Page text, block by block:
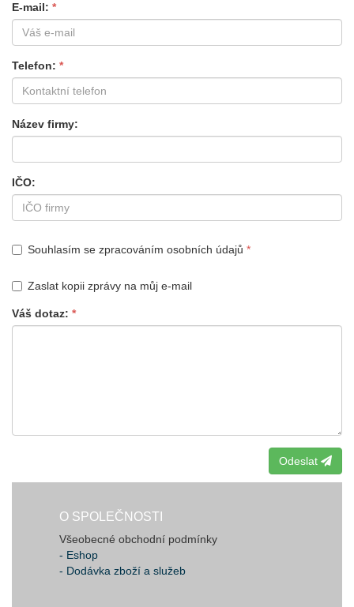
E-mail
Telefon
Název firmy
IČO
Souhlasím se zpracováním osobních údajů
Zaslat kopii zprávy na můj e-mail
Váš dotaz
Odeslat
O SPOLEČNOSTI
Všeobecné obchodní podmínky
- Eshop
- Dodávka zboží a služeb